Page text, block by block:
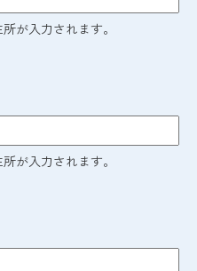
が入力されます。
が入力されます。